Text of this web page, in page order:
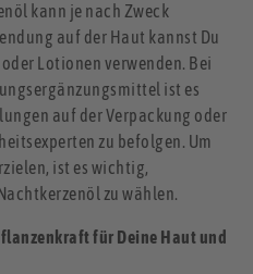
kann je nach Zweck
auf der Haut kannst Du
Lotionen verwenden. Bei
ist es
auf der Verpackung oder
zu befolgen. Um
ist es wichtig,
zu wählen.
für Deine Haut und